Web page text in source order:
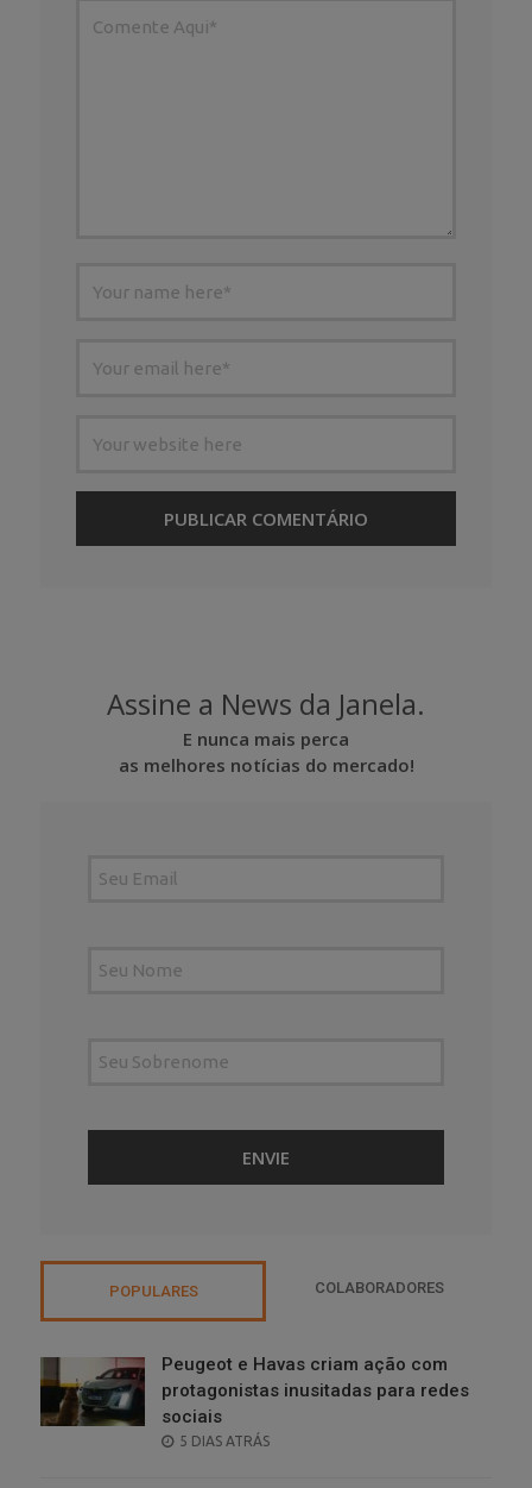
Assine a News da Janela.
E nunca mais perca
as melhores notícias do mercado!
POPULARES COLABORADORES
Peugeot e Havas criam ação com
protagonistas inusitadas para redes
sociais
POSTED
5 DIAS ATRÁS